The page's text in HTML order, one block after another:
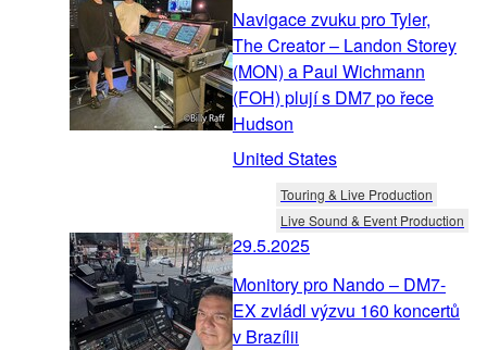
Navigace zvuku pro Tyler,
The Creator – Landon Storey
(MON) a Paul Wichmann
(FOH) plují s DM7 po řece
Hudson
United States
Touring & Live Production
Live Sound & Event Production
29.5.2025
Monitory pro Nando – DM7-
EX zvládl výzvu 160 koncertů
v Brazílii